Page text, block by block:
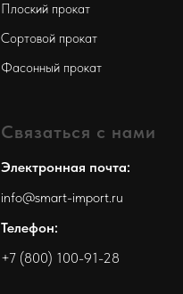
Плоский прокат
Сортовой прокат
Фасонный прокат
Связаться с нами
Электронная почта:
info@smart-import.ru
Телефон:
+7 (800) 100-91-28